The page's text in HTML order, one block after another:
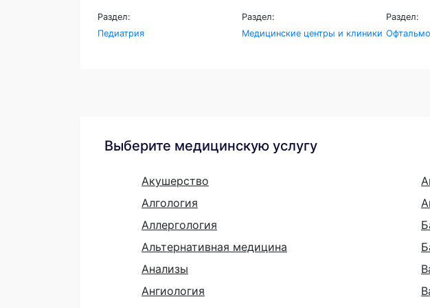
Раздел:
Педиатрия
Раздел:
Медицинские центры и клиники
Раздел:
Выберите медицинскую услугу
Акушерство
Алгология
Аллергология
Альтернативная медицина
Анализы
Ангиология